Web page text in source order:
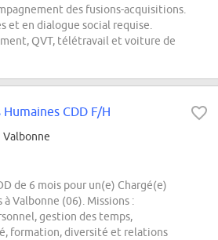
des fusions-acquisitions.
et en dialogue social requise.
QVT, télétravail et voiture de
CDD F/H
Valbonne
de 6 mois pour un(e) Chargé(e)
à Valbonne (06). Missions :
gestion des temps,
formation, diversité et relations